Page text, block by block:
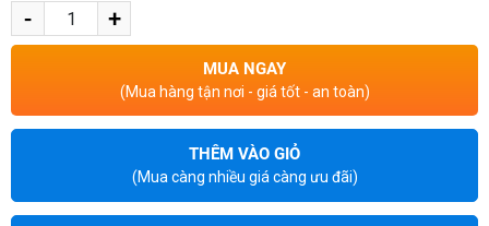
- +
MUA NGAY
(Mua hàng tận nơi - giá tốt - an toàn)
THÊM VÀO GIỎ
(Mua càng nhiều giá càng ưu đãi)